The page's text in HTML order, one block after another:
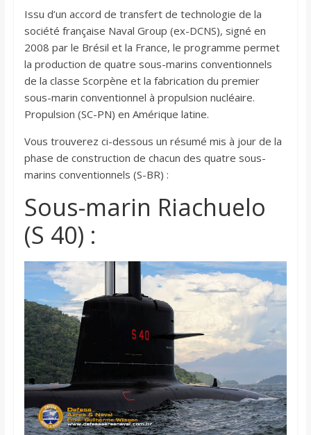
Issu d’un accord de transfert de technologie de la
société française Naval Group (ex-DCNS), signé en
2008 par le Brésil et la France, le programme permet
la production de quatre sous-marins conventionnels
de la classe Scorpène et la fabrication du premier
sous-marin conventionnel à propulsion nucléaire.
Propulsion (SC-PN) en Amérique latine.
Vous trouverez ci-dessous un résumé mis à jour de la
phase de construction de chacun des quatre sous-
marins conventionnels (S-BR) :
Sous-marin Riachuelo
(S 40) :